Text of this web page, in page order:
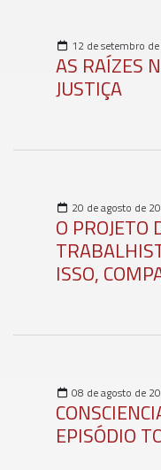
12 de setembro
AS RAÍZES
JUSTIÇA
20 de agosto de
O PROJETO
ISSO,
08 de agosto de
EPISÓDIO